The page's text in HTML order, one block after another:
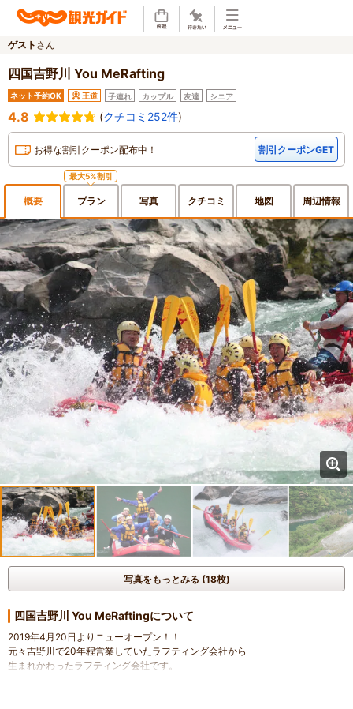
ゲスト さん
四国吉野川 You MeRafting
ネット予約OK 王道 子連れ カップル 友達 シニア
4.8 (クチコミ252件)
お得な割引クーポン配布中！ 割引クーポンGET
概要
最大5%割引
プラン 写真 クチコミ 地図 周辺情報
写真をもっとみる (18枚)
四国吉野川 You MeRaftingについて
2019年4月20日よりニューオープン！！
元々吉野川で20年程営業していたラフティング会社から
生まれかわったラフティング会社です。